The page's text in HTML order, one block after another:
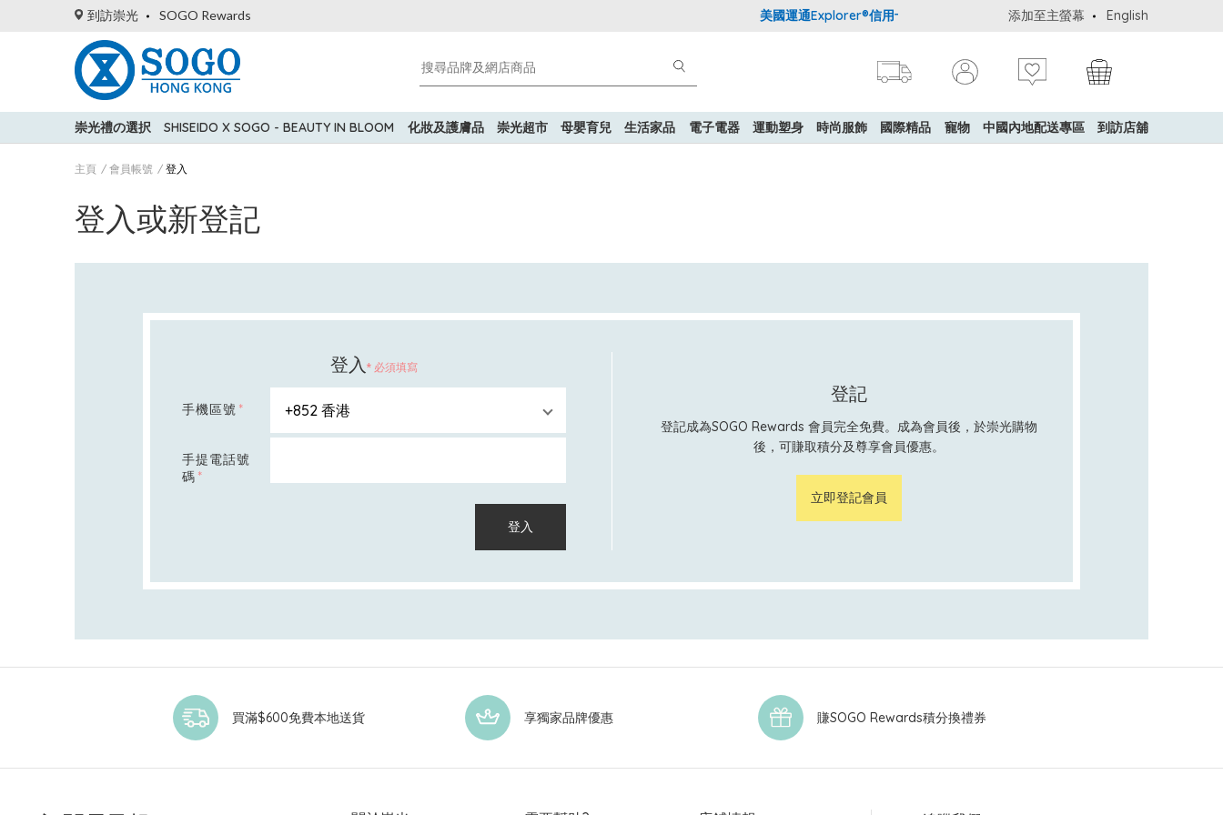
到訪崇光 SOGO Rewards 美國運通Explorer®信用卡會員購物禮遇：高達5%簽賬回贈！ 購買一般貨品(冷凍
添加至主螢幕 English
崇光禮の選択 SHISEIDO X SOGO - BEAUTY IN BLOOM 化妝及護膚品 崇光超市 母嬰育兒 生活家品 電子電器 運動塑身 時尚服飾 國際精品 寵物 中國內地配送專區 到訪店舖
主頁 會員帳號 登入
登入或新登記
登入* 必須填寫
手機區號
手提電話號
碼
登入
登記
登記成為SOGO Rewards 會員完全免費。成為會員後，於崇光購物
後，可賺取積分及尊享會員優惠。
立即登記會員
買滿$600免費本地送貨 享獨家品牌優惠 賺SOGO Rewards積分換禮券